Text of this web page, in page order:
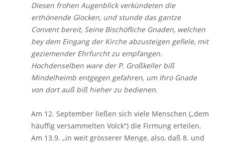
Diesen frohen Augenblick verkündeten die
erthönende Glocken, und stunde das gantze
Convent bereit, Seine Bischöfliche Gnaden, welchen
bey dem Eingang der Kirche abzusteigen gefiele, mit
geziemender Ehrfurcht zu empfangen.
Hochdenselben ware der P. Großkeller biß
Mindelheimb entgegen gefahren, um Ihro Gnade
von dort auß biß hieher zu bedienen.
Am 12. September ließen sich viele Menschen („dem
häuffig versammelten Volck“) die Firmung erteilen.
Am 13.9. „in weit grösserer Menge, also, daß 8. und